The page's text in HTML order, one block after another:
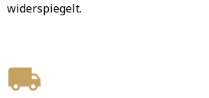
widerspiegelt.